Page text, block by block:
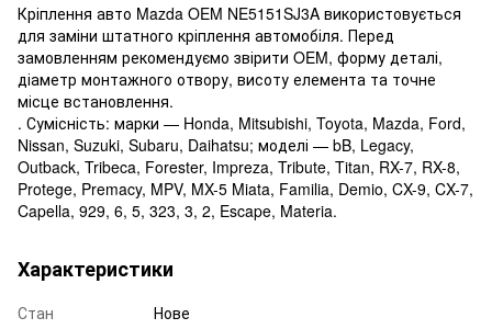
Кріплення авто Mazda OEM NE5151SJ3A використовується
для заміни штатного кріплення автомобіля. Перед
замовленням рекомендуємо звірити OEM, форму деталі,
діаметр монтажного отвору, висоту елемента та точне
місце встановлення.
. Сумісність: марки — Honda, Mitsubishi, Toyota, Mazda, Ford,
Nissan, Suzuki, Subaru, Daihatsu; моделі — bB, Legacy,
Outback, Tribeca, Forester, Impreza, Tribute, Titan, RX-7, RX-8,
Protege, Premacy, MPV, MX-5 Miata, Familia, Demio, CX-9, CX-7,
Capella, 929, 6, 5, 323, 3, 2, Escape, Materia.
Характеристики
Стан
Нове